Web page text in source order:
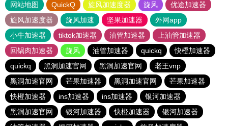
网站地图 QuickQ 旋风加速度器 旋风
优途加速器
旋风加速度器
旋风加速 坚果加速器
外网app
小牛加速器
tiktok加速器 油管加速器
上油管加速器
回锅肉加速器
旋风 油管加速器 quickq
快橙加速器
quickq
黑洞加速官网 黑洞加速官网
老王vnp
黑洞加速官网
芒果加速器 黑洞加速官网
芒果加速器
快橙加速器
ins加速器 ins加速器
银河加速器
黑洞加速官网
银河加速器 快橙加速器
银河加速器